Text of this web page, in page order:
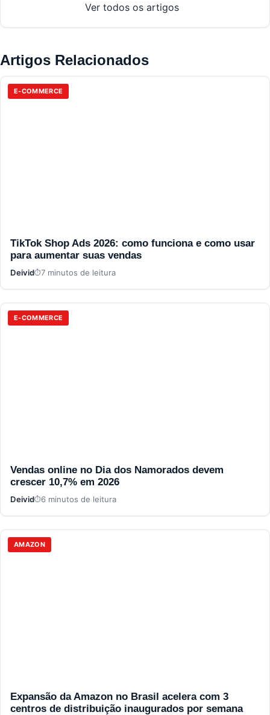
Ver todos os artigos
Artigos Relacionados
E-COMMERCE
TikTok Shop Ads 2026: como funciona e como usar
para aumentar suas vendas
Deivid 7 minutos de leitura
E-COMMERCE
Vendas online no Dia dos Namorados devem
crescer 10,7% em 2026
Deivid 6 minutos de leitura
AMAZON
Expansão da Amazon no Brasil acelera com 3
centros de distribuição inaugurados por semana